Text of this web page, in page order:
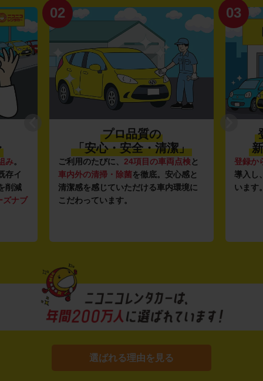
み。
存イ
削減
ズナブ
02
プロ品質の
「安心・安全・清潔」
ご利用のたびに、 24項目の車両点検と
車内外の清掃・除菌を徹底。安心感と
清潔感を感じていただける車内環境に
こだわっています。
03
登録か
導入し
います
選ばれる理由を見る